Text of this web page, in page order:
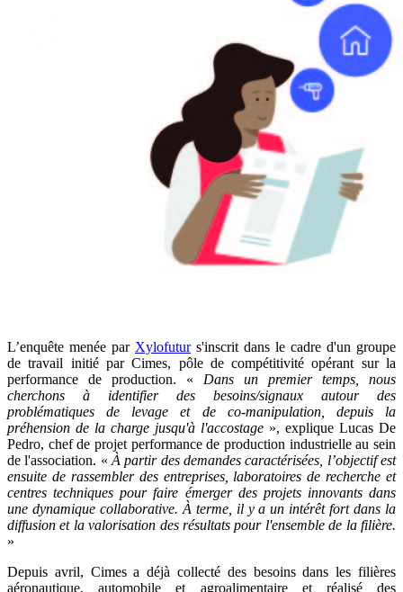
L’enquête menée par Xylofuturs'inscrit dans le cadre d'un groupe
de travail initié par Cimes, pôle de compétitivité opérant sur la
performance de production. « Dans un premier temps, nous
cherchons à identifier des besoins/signaux autour des
problématiques de levage et de co-manipulation, depuis la
préhension de la charge jusqu'à l'accostage », explique Lucas De
Pedro, chef de projet performance de production industrielle au sein
de l'association. « À partir des demandes caractérisées, l’objectif est
ensuite de rassembler des entreprises, laboratoires de recherche et
centres techniques pour faire émerger des projets innovants dans
une dynamique collaborative. À terme, il y a un intérêt fort dans la
diffusion et la valorisation des résultats pour l'ensemble de la filière.
»
Depuis avril, Cimes a déjà collecté des besoins dans les filières
aéronautique, automobile et agroalimentaire et réalisé des